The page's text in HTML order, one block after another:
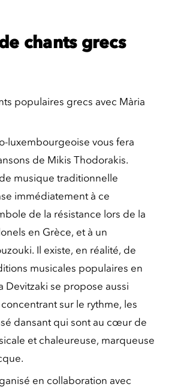
chants grecs
populaires grecs avec Mària
luxembourgeoise vous fera
de Mikis Thodorakis.
musique traditionnelle
immédiatement à ce
de la résistance lors de la
en Grèce, et à un
Il existe, en réalité, de
musicales populaires en
Devitzaki se propose aussi
sur le rythme, les
dansant qui sont au cœur de
et chaleureuse, marqueuse
en collaboration avec